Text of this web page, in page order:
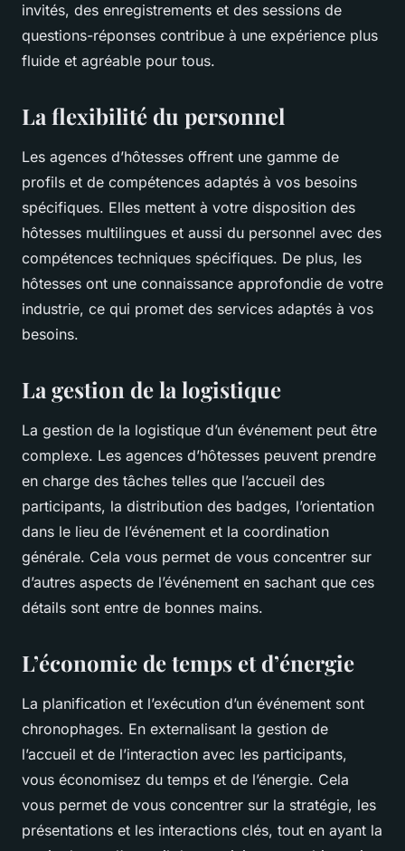
invités, des enregistrements et des sessions de
questions-réponses contribue à une expérience plus
fluide et agréable pour tous.
La flexibilité du personnel
Les agences d’hôtesses offrent une gamme de
profils et de compétences adaptés à vos besoins
spécifiques. Elles mettent à votre disposition des
hôtesses multilingues et aussi du personnel avec des
compétences techniques spécifiques. De plus, les
hôtesses ont une connaissance approfondie de votre
industrie, ce qui promet des services adaptés à vos
besoins.
La gestion de la logistique
La gestion de la logistique d’un événement peut être
complexe. Les agences d’hôtesses peuvent prendre
en charge des tâches telles que l’accueil des
participants, la distribution des badges, l’orientation
dans le lieu de l’événement et la coordination
générale. Cela vous permet de vous concentrer sur
d’autres aspects de l’événement en sachant que ces
détails sont entre de bonnes mains.
L’économie de temps et d’énergie
La planification et l’exécution d’un événement sont
chronophages. En externalisant la gestion de
l’accueil et de l’interaction avec les participants,
vous économisez du temps et de l’énergie. Cela
vous permet de vous concentrer sur la stratégie, les
présentations et les interactions clés, tout en ayant la